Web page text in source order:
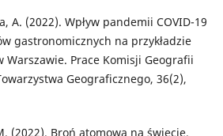
A. (2022). Wpływ pandemii COVID-19
gastronomicznych na przykładzie
Prace Komisji Geografii
Geograficznego, 36(2),
(2022). Broń atomowa na świecie.